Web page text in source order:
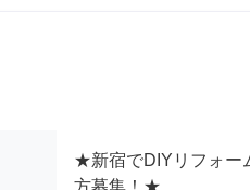
★新宿でDIYリフォー